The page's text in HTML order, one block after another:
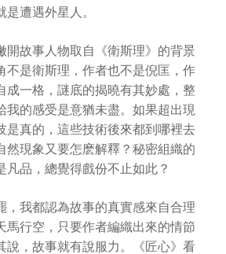
遭遇外星人。
開故事人物取自《衛斯理》的背景
不是衛斯理，作者也不是倪匡，作
成一格，謎底的揭曉有其妙處，整
我的感受是意猶未盡。如果超出現
是真的，這些技術後來都到哪裡去
然現象又要怎麽解釋？秘密組織的
凡品，總覺得戲份不止如此？
，我都認為故事的真實感來自合理
馬行空，只要作者編織出來的情節
說，故事就有說服力。《匠心》看